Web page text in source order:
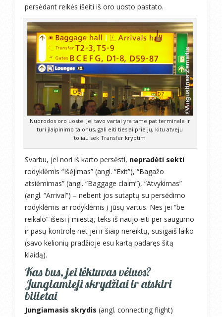
persėdant reikės išeiti iš oro uosto pastato.
Nuorodos oro uoste. Jei tavo vartai yra tame pat terminale ir
turi įlaipinimo talonus, gali eiti tiesiai prie jų, kitu atveju
toliau sek Transfer kryptim
Svarbu, jei nori iš karto persėsti, nepradėti sekti
rodyklėmis “Išėjimas” (angl. “Exit”), “Bagažo
atsiėmimas” (angl. “Baggage claim”), “Atvykimas”
(angl. “Arrival”) – nebent jos sutaptų su persėdimo
rodyklėmis ar rodyklėmis į jūsų vartus. Nes jei “be
reikalo” išeisi į miestą, teks iš naujo eiti per saugumo
ir pasų kontrolę net jei ir šiaip nereiktų, susigaiš laiko
(savo kelionių pradžioje esu kartą padaręs šitą
klaidą).
Kas bus, jei lėktuvas vėluos?
Jungiamieji skrydžiai ir atskiri
bilietai
Jungiamasis skrydis (angl. connecting flight)